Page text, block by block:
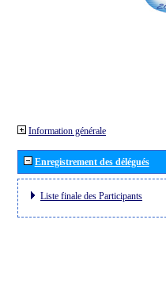
Information générale
Enregistrement des délégués
Liste finale des Participants